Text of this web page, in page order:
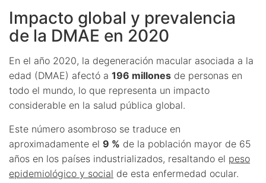
Impacto global y prevalencia
de la DMAE en 2020
En el año 2020, la degeneración macular asociada a la
edad (DMAE) afectó a 196 millones de personas en
todo el mundo, lo que representa un impacto
considerable en la salud pública global.
Este número asombroso se traduce en
aproximadamente el 9 % de la población mayor de 65
años en los países industrializados, resaltando el peso
epidemiológico y social de esta enfermedad ocular.